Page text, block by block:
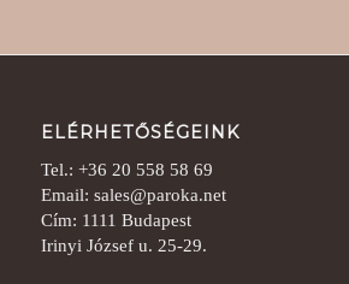
ELÉRHETŐSÉGEINK
Tel.: +36 20 558 58 69
Email: sales@paroka.net
Cím: 1111 Budapest
Irinyi József u. 25-29.